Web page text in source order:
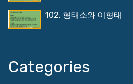
102. 형태소와 이형태
Categories